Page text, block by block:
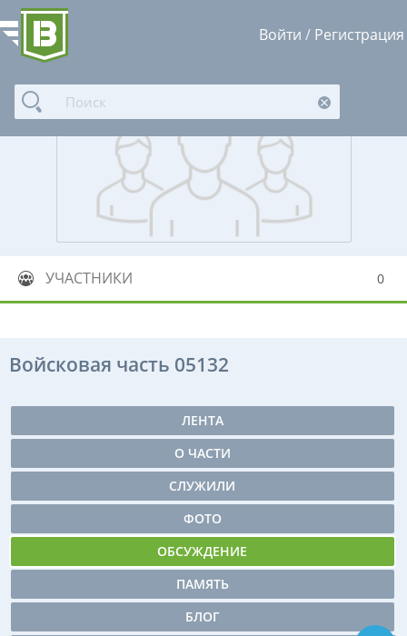
Войти / Регистрация
УЧАСТНИКИ 0
Войсковая часть 05132
ЛЕНТА
О ЧАСТИ
СЛУЖИЛИ
ФОТО
ОБСУЖДЕНИЕ
ПАМЯТЬ
БЛОГ